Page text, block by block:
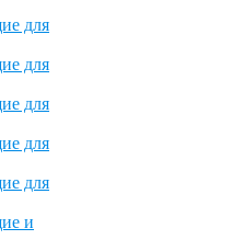
для
для
для
для
для
и